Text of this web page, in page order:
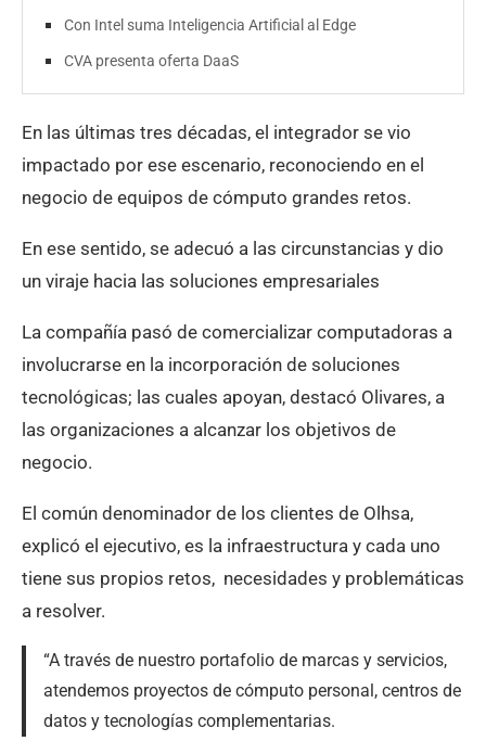
Con Intel suma Inteligencia Artificial al Edge
CVA presenta oferta DaaS
En las últimas tres décadas, el integrador se vio
impactado por ese escenario, reconociendo en el
negocio de equipos de cómputo grandes retos.
En ese sentido, se adecuó a las circunstancias y dio
un viraje hacia las soluciones empresariales
La compañía pasó de comercializar computadoras a
involucrarse en la incorporación de soluciones
tecnológicas; las cuales apoyan, destacó Olivares, a
las organizaciones a alcanzar los objetivos de
negocio.
El común denominador de los clientes de Olhsa,
explicó el ejecutivo, es la infraestructura y cada uno
tiene sus propios retos, necesidades y problemáticas
a resolver.
“A través de nuestro portafolio de marcas y servicios,
atendemos proyectos de cómputo personal, centros de
datos y tecnologías complementarias.